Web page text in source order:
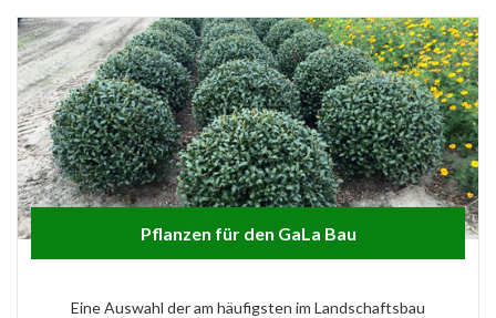
Pflanzen für den GaLa Bau
Eine Auswahl der am häufigsten im Landschaftsbau